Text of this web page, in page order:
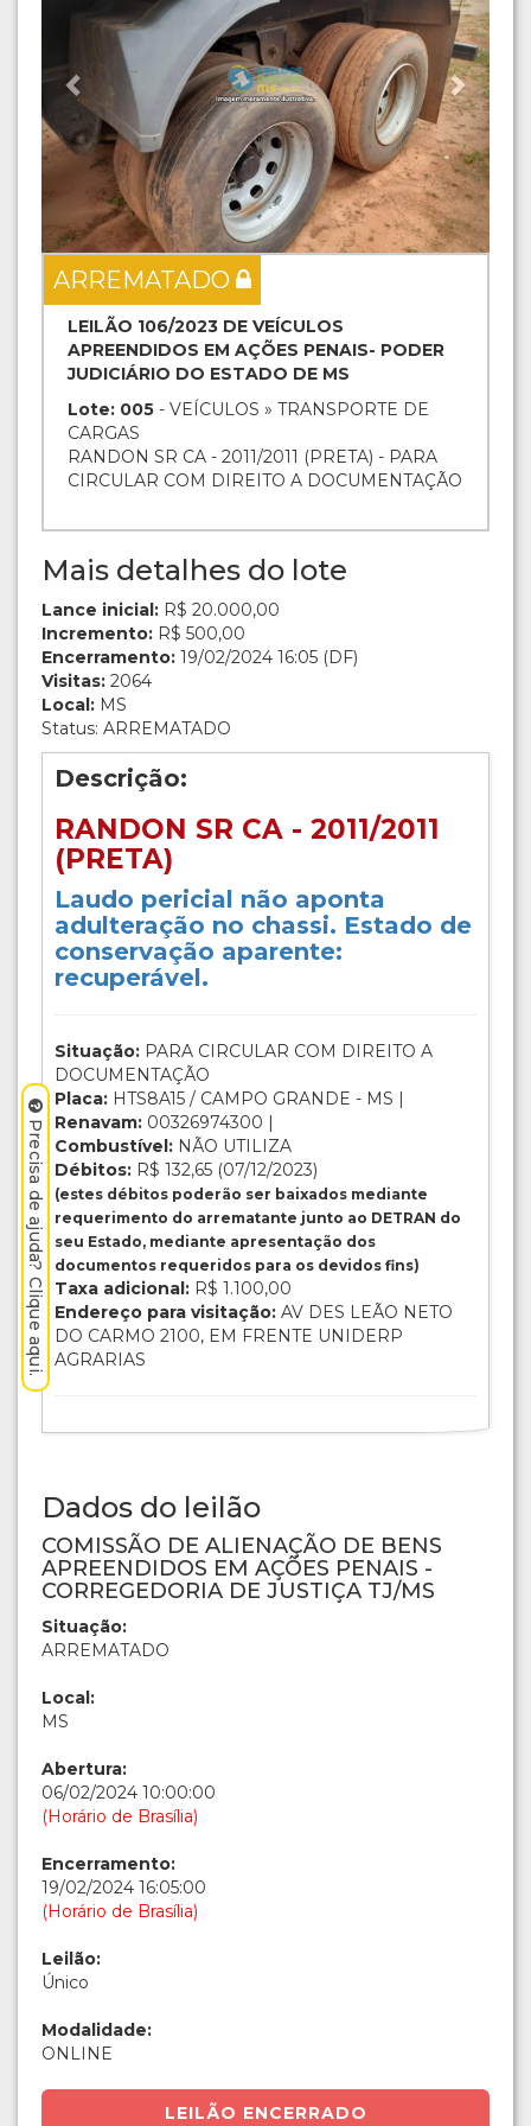
ARREMATADO
LEILÃO 106/2023 DE VEÍCULOS
APREENDIDOS EM AÇÕES PENAIS- PODER
JUDICIÁRIO DO ESTADO DE MS
Lote: 005 - VEÍCULOS » TRANSPORTE DE
CARGAS
RANDON SR CA - 2011/2011 (PRETA) - PARA
CIRCULAR COM DIREITO A DOCUMENTAÇÃO
Mais detalhes do lote
Lance inicial: R$ 20.000,00
Incremento: R$ 500,00
Encerramento: 19/02/2024 16:05 (DF)
Visitas: 2064
Local: MS
Status: ARREMATADO
Descrição:
RANDON SR CA - 2011/2011
(PRETA)
Laudo pericial não aponta
adulteração no chassi. Estado de
conservação aparente:
recuperável.
Situação: PARA CIRCULAR COM DIREITO A
DOCUMENTAÇÃO
Placa: HTS8A15 / CAMPO GRANDE - MS |
Renavam: 00326974300 |
Combustível: NÃO UTILIZA
Débitos: R$ 132,65 (07/12/2023)
(estes débitos poderão ser baixados mediante
requerimento do arrematante junto ao DETRAN do
seu Estado, mediante apresentação dos
documentos requeridos para os devidos fins)
Taxa adicional: R$ 1.100,00
Endereço para visitação: AV DES LEÃO NETO
DO CARMO 2100, EM FRENTE UNIDERP
AGRARIAS
Dados do leilão
COMISSÃO DE ALIENAÇÃO DE BENS
APREENDIDOS EM AÇÕES PENAIS -
CORREGEDORIA DE JUSTIÇA TJ/MS
Situação:
ARREMATADO
Local:
MS
Abertura:
06/02/2024 10:00:00
(Horário de Brasília)
Encerramento:
19/02/2024 16:05:00
(Horário de Brasília)
Leilão:
Único
Modalidade:
ONLINE
LEILÃO ENCERRADO
Precisa de ajuda? Clique aqui.